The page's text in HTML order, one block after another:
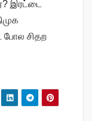
இரட்டை
போல சிதற